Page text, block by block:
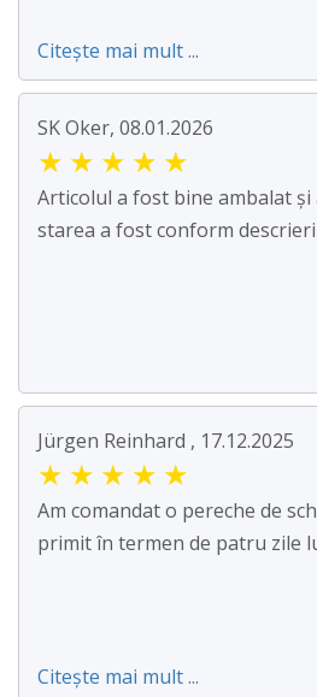
Citește mai mult ...
SK Oker, 08.01.2026
★ ★ ★ ★ ★
Articolul a fost bine ambalat
starea a fost conform
Jürgen Reinhard , 17.12.2025
★ ★ ★ ★ ★
Am comandat o pereche de
primit în termen de patru zile
Citește mai mult ...